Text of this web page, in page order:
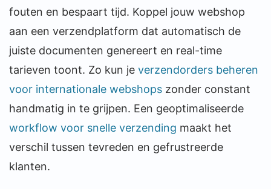
fouten en bespaart tijd. Koppel jouw webshop
aan een verzendplatform dat automatisch de
juiste documenten genereert en real-time
tarieven toont. Zo kun je verzendorders beheren
voor internationale webshops zonder constant
handmatig in te grijpen. Een geoptimaliseerde
workflow voor snelle verzending maakt het
verschil tussen tevreden en gefrustreerde
klanten.